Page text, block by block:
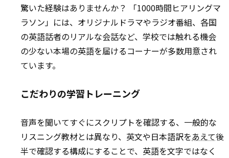
驚いた経験はありませんか？ 「1000時間ヒアリングマ
ラソン」には、オリジナルドラマやラジオ番組、各国
の英語話者のリアルな会話など、学校では触れる機会
の少ない本場の英語を届けるコーナーが多数用意され
ています。
こだわりの学習トレーニング
音声を聞いてすぐにスクリプトを確認する、一般的な
リスニング教材とは異なり、英文や日本語訳をあえて後
半で確認する構成にすることで、英語を文字ではなく